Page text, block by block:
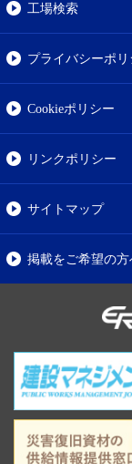
工場検索
プライバシーポリ
Cookieポリシー
リンクポリシー
サイトマップ
掲載をご希望の方